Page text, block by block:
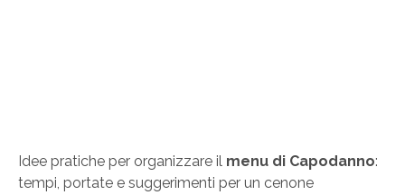
Idee pratiche per organizzare il menu di Capodanno:
tempi, portate e suggerimenti per un cenone